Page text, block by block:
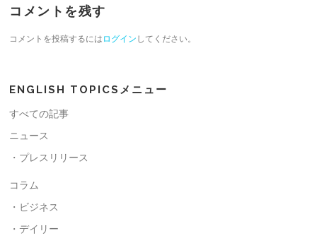
コメントを残す
コメントを投稿するにはログインしてください。
ENGLISH TOPICSメニュー
すべての記事
ニュース
・プレスリリース
コラム
・ビジネス
・デイリー